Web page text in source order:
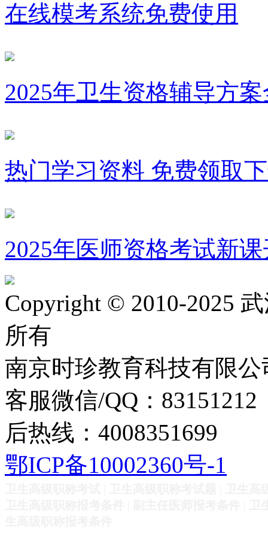
在线模考系统免费使用
2025年卫生资格辅导方
热门学习资料 免费领取
2025年医师资格考试新
Copyright © 2010-2025
所有
南京时珍教育科技有限
客服微信/QQ：
后热线：4008351699
鄂ICP备10002360号-1